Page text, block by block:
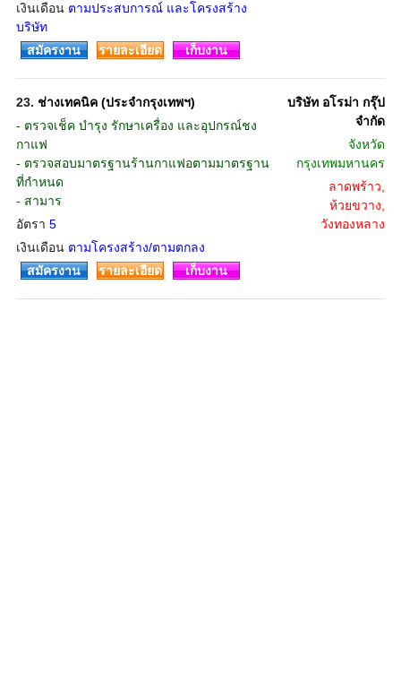
เงินเดือน ตามประสบการณ์ และโครงสร้าง
บริษัท
สมัครงาน รายละเอียด เก็บงาน
23. ช่างเทคนิค (ประจำกรุงเทพฯ)
- ตรวจเช็ค บำรุง รักษาเครื่อง และอุปกรณ์ชง
กาแฟ
- ตรวจสอบมาตรฐานร้านกาแฟอตามมาตรฐาน
ที่กำหนด
- สามาร
อัตรา 5
เงินเดือน ตามโครงสร้าง/ตามตกลง
บริษัท อโรม่า กรุ๊ป
จํากัด
จังหวัด
กรุงเทพมหานคร
ลาดพร้าว,
ห้วยขวาง,
วังทองหลาง
สมัครงาน รายละเอียด เก็บงาน